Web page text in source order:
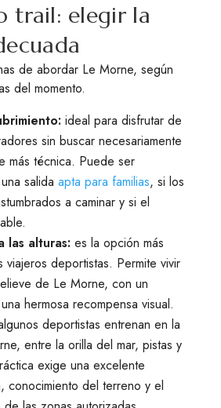
trail: elegir la
de abordar Le Morne, según
del momento.
ideal para disfrutar de
sin buscar necesariamente
más técnica. Puede ser
salida apta para familias, si los
a caminar y si el
las alturas: es la opción más
viajeros deportistas. Permite vivir
de Le Morne, con un
hermosa recompensa visual.
deportistas entrenan en la
entre la orilla del mar, pistas y
exige una excelente
conocimiento del terreno y el